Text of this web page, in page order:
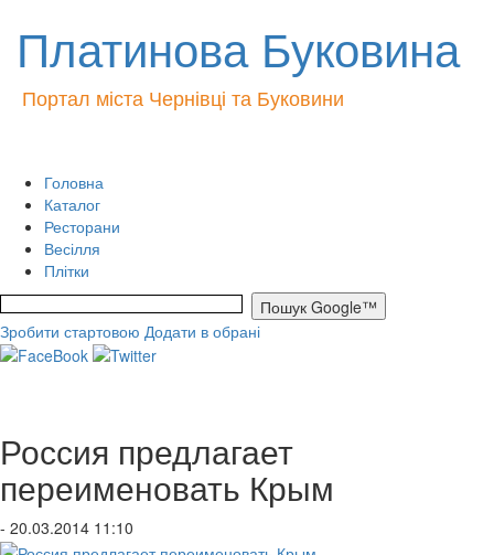
Платинова Буковина
Портал міста Чернівці та Буковини
Головна
Каталог
Ресторани
Весілля
Плітки
Зробити стартовою Додати в обрані
Россия предлагает
переименовать Крым
- 20.03.2014 11:10